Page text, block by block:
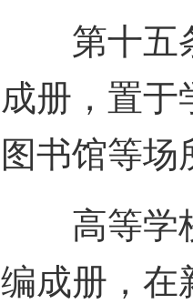
第十五条
成册，置于
图书馆等场
高等学校
编成册，在